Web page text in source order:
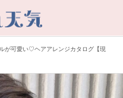
が可愛い♡ヘアアレンジカタログ【現